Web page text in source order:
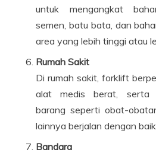
untuk mengangkat
semen, batu bata, dan
area yang lebih tinggi atau
Rumah Sakit
Di rumah sakit, forklift
alat medis berat, serta
barang seperti obat-
lainnya berjalan dengan baik.
Bandara